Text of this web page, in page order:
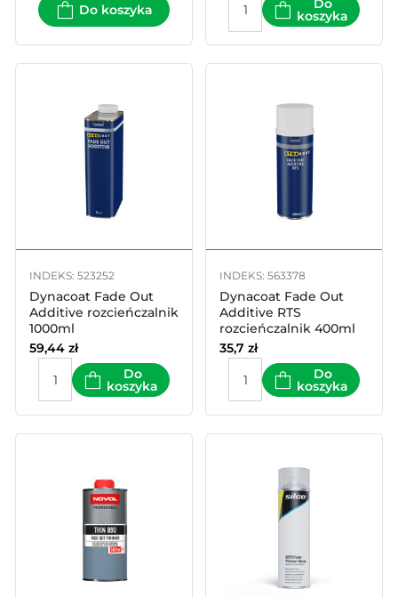
Do koszyka
Do
koszyka
INDEKS: 523252
Dynacoat Fade Out
Additive rozcieńczalnik
1000ml
59,44 zł
Do
koszyka
INDEKS: 563378
Dynacoat Fade Out
Additive RTS
rozcieńczalnik 400ml
spray
35,7 zł
Do
koszyka